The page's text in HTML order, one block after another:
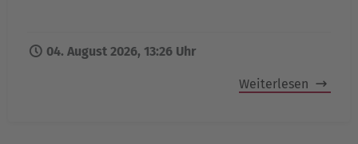
04. August 2026, 13:26 Uhr
Weiterlesen